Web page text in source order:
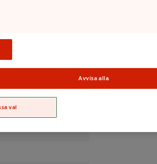
% av DRI(*)
Avvisa alla
val